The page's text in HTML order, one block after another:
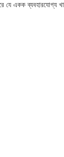
যে একক ব্যবহারযোগ্য